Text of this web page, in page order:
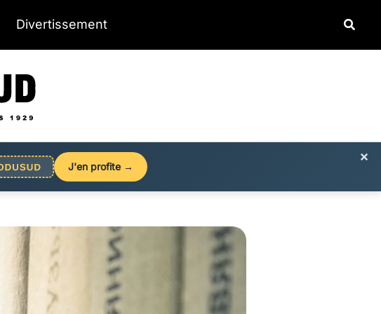
Divertissement
×
J'en profite →